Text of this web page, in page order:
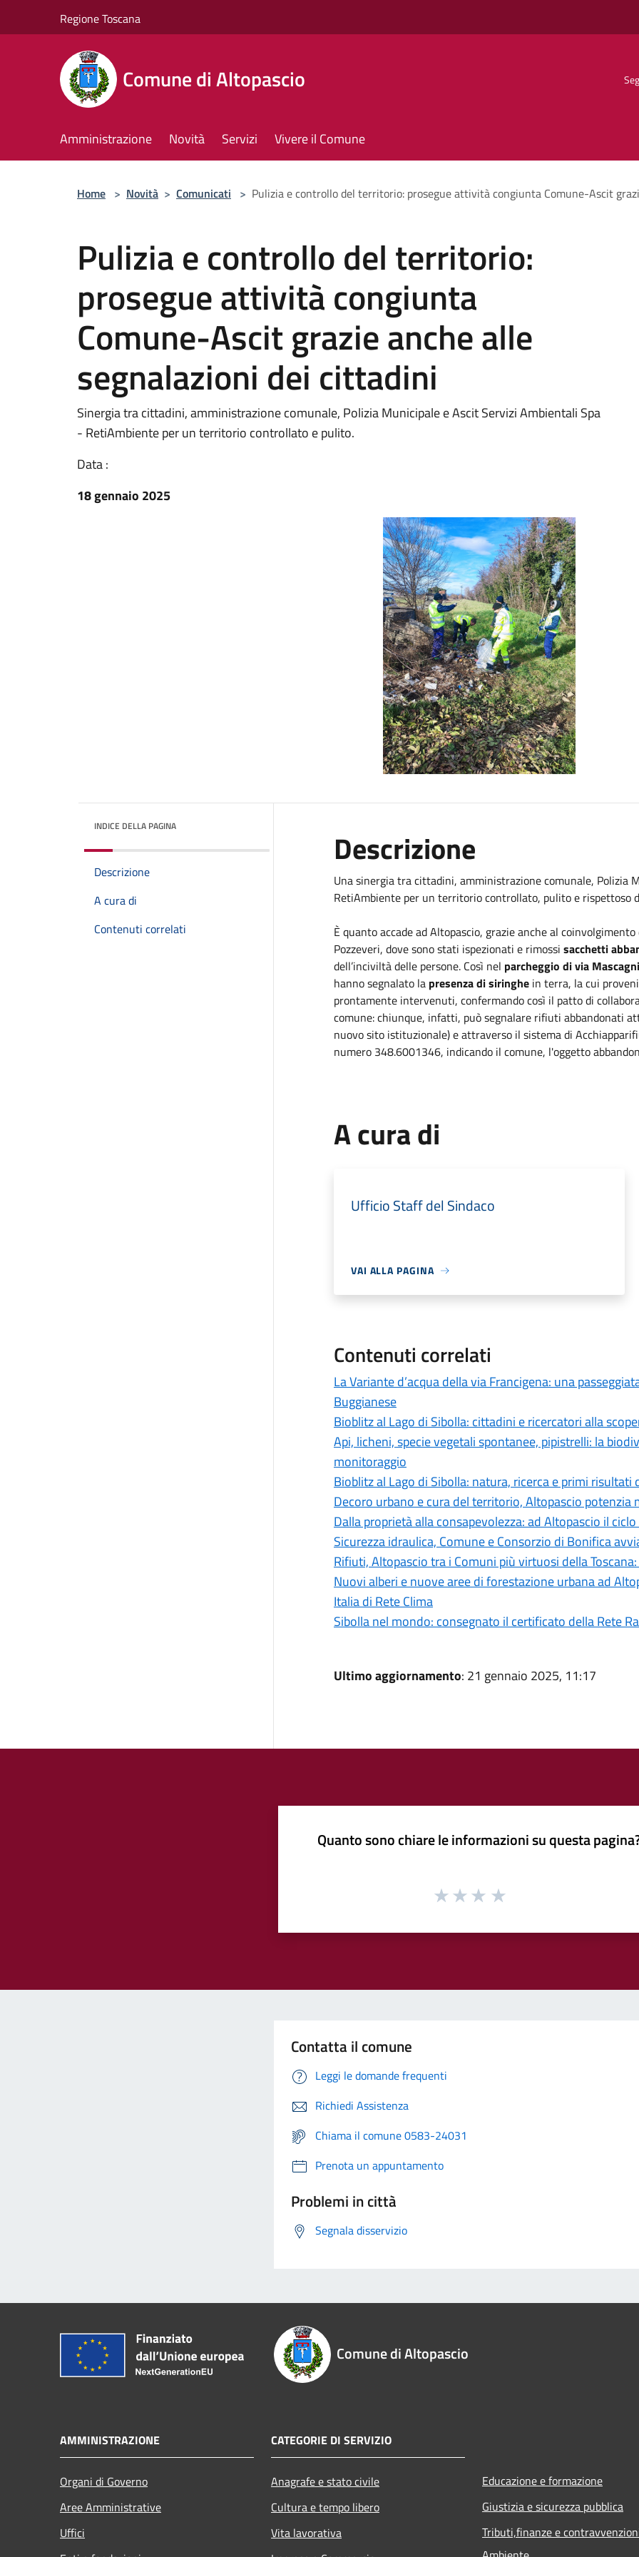
Regione Toscana
Comune di Altopascio
Amministrazione Novità Servizi Vivere il Comune
Home > Novità > Comunicati > Pulizia e controllo del territorio: prosegue attività congiunta Comune-Ascit
Pulizia e controllo del territorio:
prosegue attività congiunta
Comune-Ascit grazie anche alle
segnalazioni dei cittadini
Sinergia tra cittadini, amministrazione comunale, Polizia Municipale e Ascit Servizi Ambientali Spa
- RetiAmbiente per un territorio controllato e pulito.
Data :
18 gennaio 2025
INDICE DELLA PAGINA
Descrizione
A cura di
Contenuti correlati
Descrizione
Una sinergia tra cittadini, amministrazione comunale, Polizia
RetiAmbiente per un territorio controllato, pulito e rispettoso
È quanto accade ad Altopascio, grazie anche al
Pozzeveri, dove sono stati ispezionati e rimossi sacchetti
dell’inciviltà delle persone. Così nel parcheggio di via Mascagni
hanno segnalato la presenza di siringhein terra, la cui
prontamente intervenuti, confermando così il patto di
comune: chiunque, infatti, può segnalare rifiuti abbandonati
nuovo sito istituzionale) e attraverso il sistema di
numero 348.6001346, indicando il comune, l'oggetto
A cura di
Ufficio Staff del Sindaco
VAI ALLA PAGINA
Contenuti correlati
La Variante d’acqua della via Francigena: una
Buggianese
Bioblitz al Lago di Sibolla: cittadini e ricercatori alla
Api, licheni, specie vegetali spontanee, pipistrelli: la
monitoraggio
Bioblitz al Lago di Sibolla: natura, ricerca e primi
Decoro urbano e cura del territorio, Altopascio potenzia
Dalla proprietà alla consapevolezza: ad Altopascio il
Sicurezza idraulica, Comune e Consorzio di Bonifica
Rifiuti, Altopascio tra i Comuni più virtuosi della
Nuovi alberi e nuove aree di forestazione urbana ad
Italia di Rete Clima
Sibolla nel mondo: consegnato il certificato della Rete
Ultimo aggiornamento: 21 gennaio 2025, 11:17
Quanto sono chiare le informazioni su questa
Contatta il comune
Leggi le domande frequenti
Richiedi Assistenza
Chiama il comune 0583-24031
Prenota un appuntamento
Problemi in città
Segnala disservizio
Comune di Altopascio
AMMINISTRAZIONE
Organi di Governo
Aree Amministrative
Uffici
CATEGORIE DI SERVIZIO
Anagrafe e stato civile
Cultura e tempo libero
Vita lavorativa
Educazione e formazione
Giustizia e sicurezza pubblica
Tributi,finanze e